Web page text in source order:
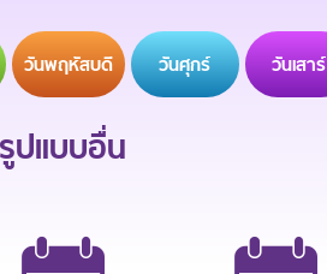
วันพฤหัสบดี วันศุกร์ วันเสาร์
ปแบบอื่น